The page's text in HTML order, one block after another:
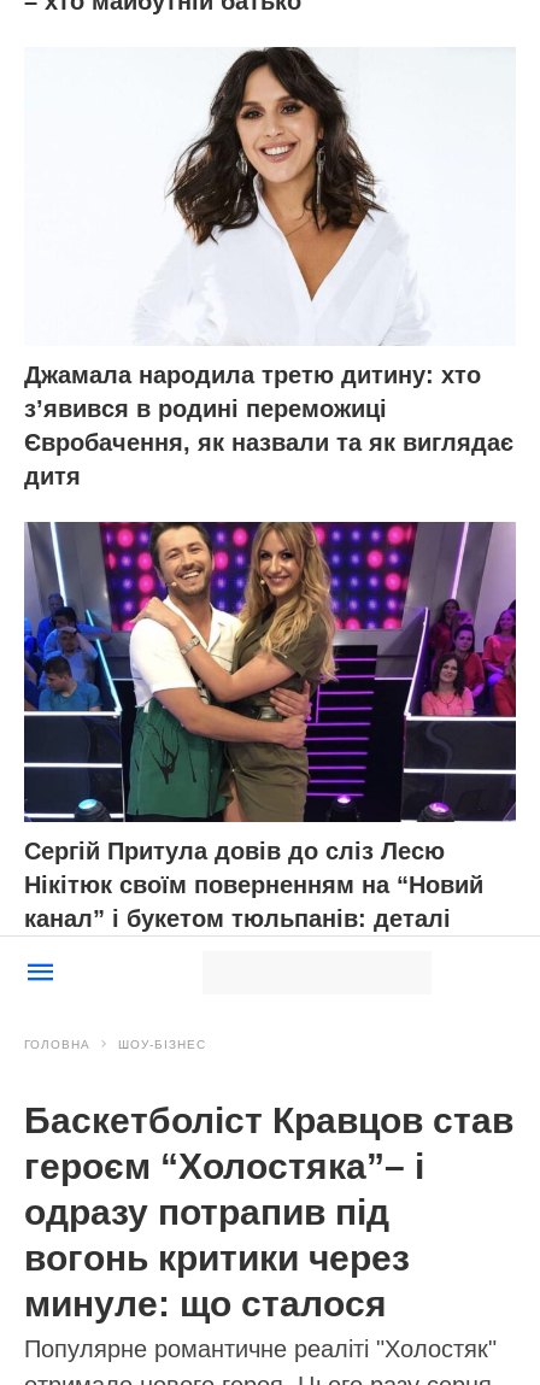
Джамала народила третю дитину: хто
зʼявився в родині переможиці
Євробачення, як назвали та як виглядає
дитя
Сергій Притула довів до сліз Лесю
Нікітюк своїм поверненням на “Новий
канал” і букетом тюльпанів: деталі